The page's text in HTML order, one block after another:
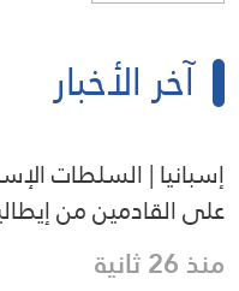
آخر الأخبار
إسبانيا | السلطات
على القادمين من
منذ 26 ثانية